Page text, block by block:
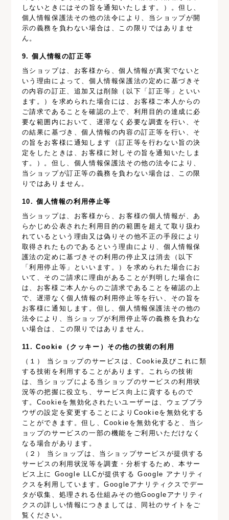
しないときにはその旨を通知いたします。）。但し、
個人情報保護法その他の法令により、当ショップが開
示の義務を負わない場合は、この限りではありませ
ん。
9. 個人情報の訂正等
当ショップは、お客様から、個人情報が真実でないと
いう理由によって、個人情報保護法の定めに基づきそ
の内容の訂正、追加又は削除（以下「訂正等」といい
ます。）を求められた場合には、お客様ご本人からの
ご請求であることを確認の上で、利用目的の達成に必
要な範囲内において、遅滞なく必要な調査を行い、そ
の結果に基づき、個人情報の内容の訂正等を行い、そ
の旨をお客様に通知します（訂正等を行わない旨の決
定をしたときは、お客様に対しその旨を通知いたしま
す。）。但し、個人情報保護法その他の法令により、
当ショップが訂正等の義務を負わない場合は、この限
りではありません。
10. 個人情報の利用停止等
当ショップは、お客様から、お客様の個人情報が、あ
らかじめ公表された利用目的の範囲を超えて取り扱わ
れているという理由又は偽りその他不正の手段により
取得されたものであるという理由により、個人情報保
護法の定めに基づきその利用の停止又は消去（以下
「利用停止等」といいます。）を求められた場合にお
いて、そのご請求に理由があることが判明した場合に
は、お客様ご本人からのご請求であることを確認の上
で、遅滞なく個人情報の利用停止等を行い、その旨を
お客様に通知します。但し、個人情報保護法その他の
法令により、当ショップが利用停止等の義務を負わな
い場合は、この限りではありません。
11. Cookie（クッキー）その他の技術の利用
（１） 当ショップのサービスは、Cookie及びこれに類
する技術を利用することがあります。これらの技術
は、当ショップによる当ショップのサービスの利用状
況等の把握に役立ち、サービス向上に資するもので
す。Cookieを無効化されたいユーザーは、ウェブブラ
ウザの設定を変更することによりCookieを無効化する
ことができます。但し、Cookieを無効化すると、当シ
ョップのサービスの一部の機能をご利用いただけなく
なる場合があります。
（２） 当ショップは、当ショップサービスが提供する
サービスの利用状況等を調査・分析するため、本サー
ビス上に Google LLCが提供する Google アナリティ
クスを利用しています。Googleアナリティクスでデー
タが収集、処理される仕組みその他Googleアナリティ
クスの詳しい情報につきましては、同社のサイトをご
覧ください。